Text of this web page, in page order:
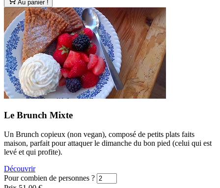
Au panier !
Le Brunch Mixte
Un Brunch copieux (non vegan), composé de petits plats faits
maison, parfait pour attaquer le dimanche du bon pied (celui qui est
levé et qui profite).
Découvrir
Pour combien de personnes ?